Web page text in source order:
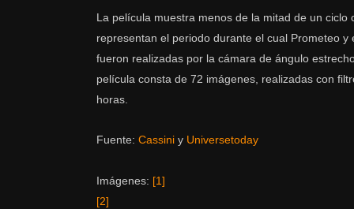
La película muestra menos de la mitad de un
representan el periodo durante el cual Prometeo
fueron realizadas por la cámara de ángulo
película consta de 72 imágenes, realizadas con
horas.
Fuente: Cassini y Universetoday
Imágenes: [1]
[2]